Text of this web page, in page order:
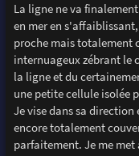
La ligne ne va
en mer en
proche mais totalement
internuageux zébrant le
la ligne et du
une petite cellule isolée
Je vise dans sa direction
encore totalement
parfaitement. Je me met